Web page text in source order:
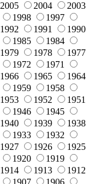
2005 2004
2003
1998
1997
1992 1991
1990
1985
1984
1979 1978
1977
1972
1971
1966 1965
1964
1959
1958
1953 1952
1951
1946
1945
1940 1939
1938
1933
1932
1927 1926
1925
1920
1919
1914 1913
1912